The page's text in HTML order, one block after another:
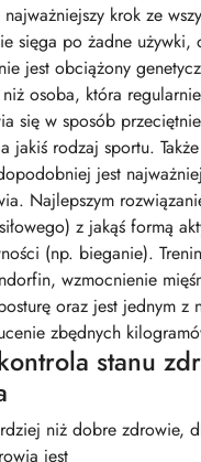
krok ze
sięga po żadne używki,
jest obciążony
osoba, która
się w sposób
jakiś rodzaj sportu.
jest
Najlepszym
z jakąś formą
(np. bieganie).
wzmocnienie
oraz jest jednym z
zbędnych
stanu
niż dobre zdrowie,
jest